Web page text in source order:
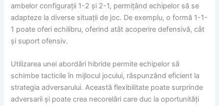
ambelor configurații 1-2 și 2-1, permițând echipelor să se
adapteze la diverse situații de joc. De exemplu, o formă 1-1-
1 poate oferi echilibru, oferind atât acoperire defensivă, cât
și suport ofensiv.
Utilizarea unei abordări hibride permite echipelor să
schimbe tacticile în mijlocul jocului, răspunzând eficient la
strategia adversarului. Această flexibilitate poate surprinde
adversarii și poate crea necorelări care duc la oportunități